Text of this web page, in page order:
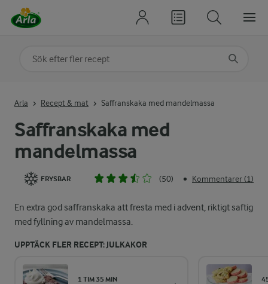
Saffranskaka med
mandelmassa
FRYSBAR (50) • Kommentarer (1)
En extra god saffranskaka att fresta med i advent, riktigt saftig
med fyllning av mandelmassa.
UPPTÄCK FLER RECEPT: JULKAKOR
1 TIM 35 MIN
Arla Recept & mat Saffranskaka med mandelmassa
Sök på kategori eller ingrediens